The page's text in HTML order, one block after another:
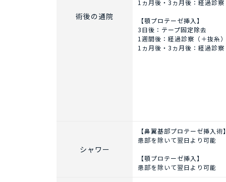
術後の通院
1ヵ月後・3ヵ月後：経過診察
【顎プロテーゼ挿入】
3日後：テープ固定除去
1週間後：経過診察（＋抜糸）
1ヵ月後・3ヵ月後：経過診察
シャワー
【鼻翼基部プロテーゼ挿入術】
患部を除いて翌日より可能
【顎プロテーゼ挿入】
患部を除いて翌日より可能